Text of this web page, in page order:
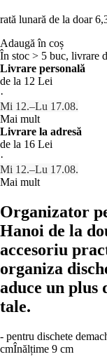
rată lunară de la doar
Adaugă în coș
În stoc > 5 buc, livrare
Livrare personală
de la 12 Lei
·
Mi 12.–Lu 17.08.
Mai mult
Livrare la adresă
de la 16 Lei
·
Mi 12.–Lu 17.08.
Mai mult
Organizator
Hanoi de la
accesoriu
organiza
aduce un plus
tale.
- pentru dischete
cmÎnălțime 9 cm